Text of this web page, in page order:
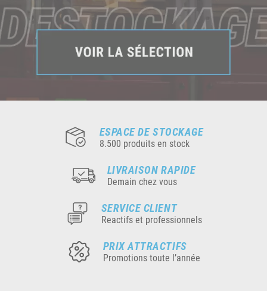
ESPACE DE STOCKAGE
8.500 produits en stock
LIVRAISON RAPIDE
Demain chez vous
SERVICE CLIENT
Reactifs et professionnels
PRIX ATTRACTIFS
Promotions toute l’année